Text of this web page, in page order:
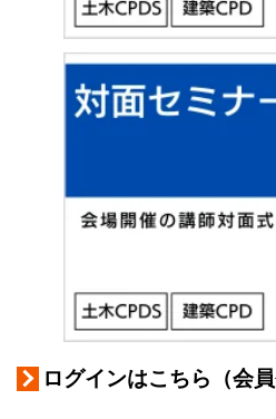
ログインはこちら（会員